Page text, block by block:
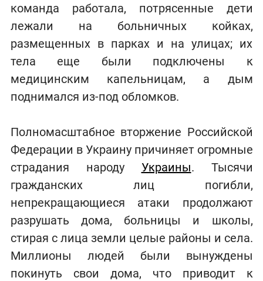
команда работала, потрясенные дети
лежали на больничных койках,
размещенных в парках и на улицах; их
тела еще были подключены к
медицинским капельницам, а дым
поднимался из-под обломков.
Полномасштабное вторжение Российской
Федерации в Украину причиняет огромные
страдания народу Украины. Тысячи
гражданских лиц погибли,
непрекращающиеся атаки продолжают
разрушать дома, больницы и школы,
стирая с лица земли целые районы и села.
Миллионы людей были вынуждены
покинуть свои дома, что приводит к